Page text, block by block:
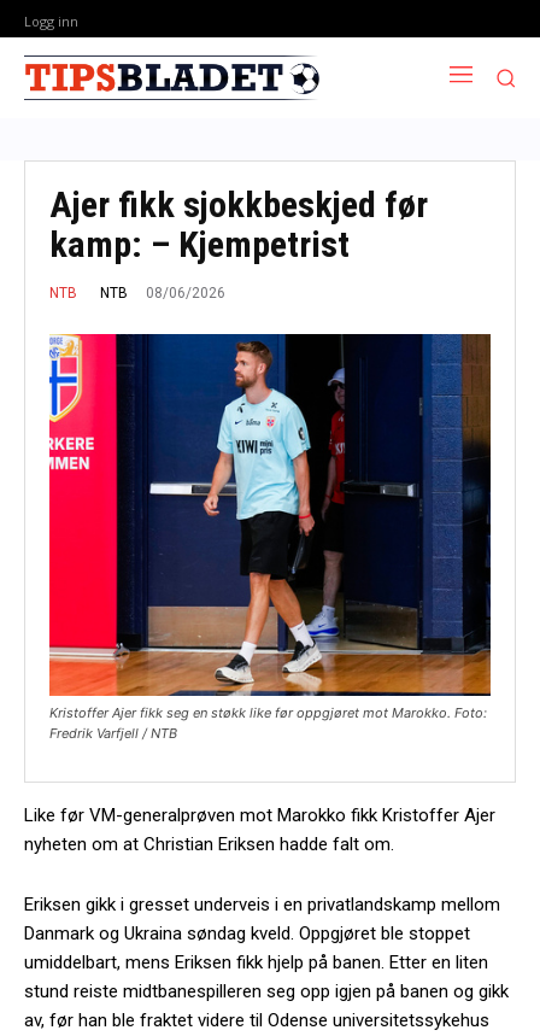
Logg inn
Ajer fikk sjokkbeskjed før
kamp: – Kjempetrist
NTB NTB 08/06/2026
Kristoffer Ajer fikk seg en støkk like før oppgjøret mot Marokko. Foto:
Fredrik Varfjell / NTB
Like før VM-generalprøven mot Marokko fikk Kristoffer Ajer
nyheten om at Christian Eriksen hadde falt om.
Eriksen gikk i gresset underveis i en privatlandskamp mellom
Danmark og Ukraina søndag kveld. Oppgjøret ble stoppet
umiddelbart, mens Eriksen fikk hjelp på banen. Etter en liten
stund reiste midtbanespilleren seg opp igjen på banen og gikk
av, før han ble fraktet videre til Odense universitetssykehus